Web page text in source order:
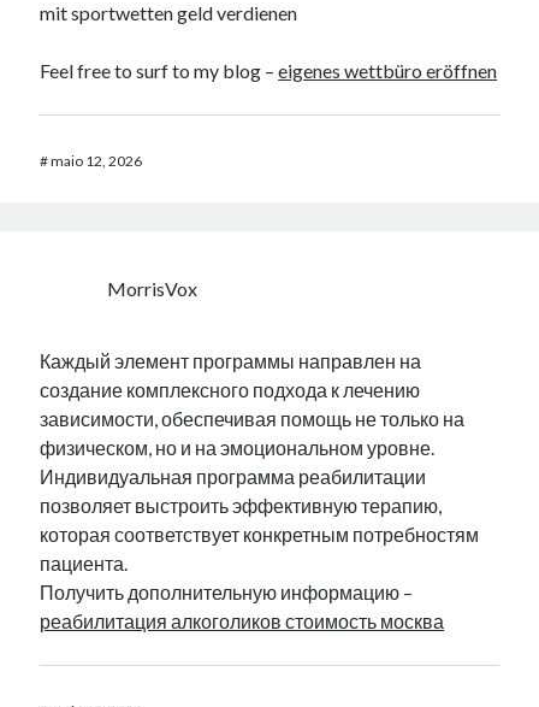
mit sportwetten geld verdienen
Feel free to surf to my blog –eigenes wettbüro eröffnen
#maio 12, 2026
MorrisVox
Каждый элемент программы направлен на
создание комплексного подхода к лечению
зависимости, обеспечивая помощь не только на
физическом, но и на эмоциональном уровне.
Индивидуальная программа реабилитации
позволяет выстроить эффективную терапию,
которая соответствует конкретным потребностям
пациента.
Получить дополнительную информацию –
реабилитация алкоголиков стоимость москва